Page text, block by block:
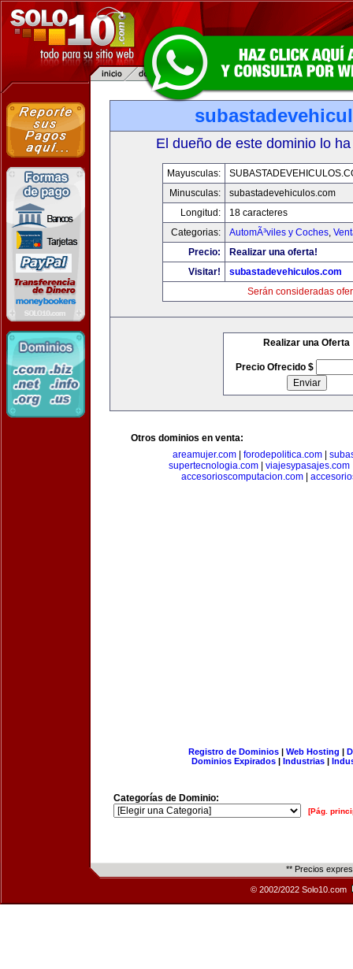
El dueño de este dominio lo
Mayusculas:
Minusculas:
subastadevehiculos.com
Longitud:
18 caracteres
Categorias:
AutomÃ³viles y Coches,
Precio:
Realizar una oferta!
Visitar!
subastadevehiculos.com
Serán consideradas
Realizar una Oferta
Precio Ofrecido $
Otros dominios en venta:
areamujer.com
forodepolitica.com
supertecnologia.com| viajesypasajes.com
accesorioscomputacion.com
Registro de Dominios| Web Hosting |
Dominios Expirados | Industrias |
Categorías de Dominio:
[Pág.
** Precios
© 2002/2022 Solo10.com